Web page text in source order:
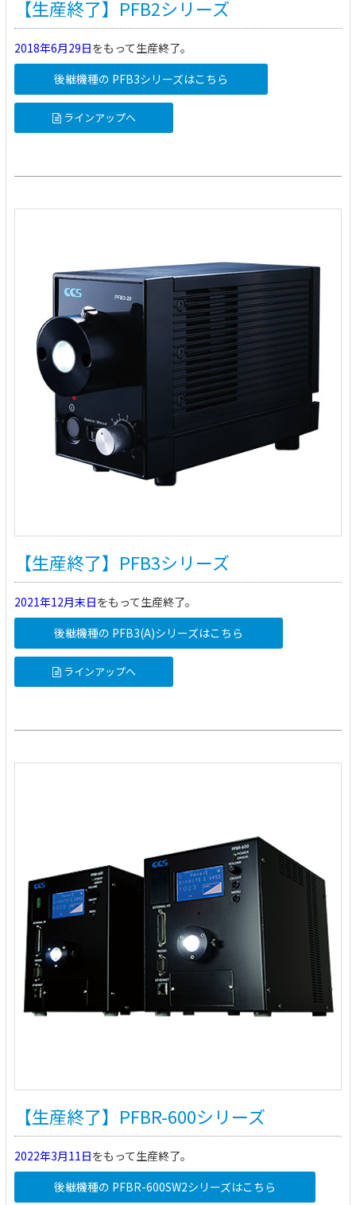
【生産終了】PFB2シリーズ
2018年6月29日をもって生産終了。
後継機種の PFB3シリーズはこちら
ラインアップへ
【生産終了】PFB3シリーズ
2021年12月末日をもって生産終了。
後継機種の PFB3(A)シリーズはこちら
ラインアップへ
【生産終了】PFBR-600シリーズ
2022年3月11日をもって生産終了。
後継機種の PFBR-600SW2シリーズはこちら